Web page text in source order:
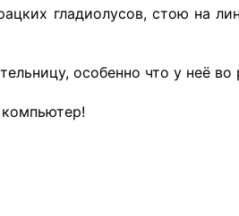
гладиолусов, стою на
особенно что у неё во